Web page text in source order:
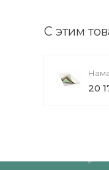
С этим
20